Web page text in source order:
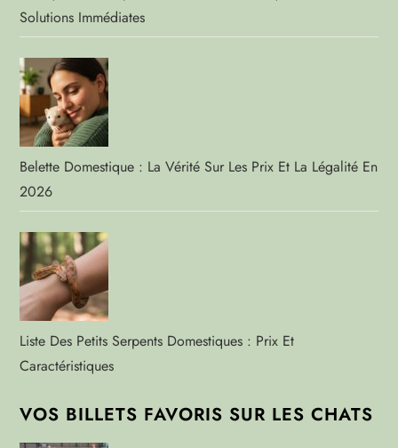
Solutions Immédiates
Belette Domestique : La Vérité Sur Les Prix Et La Légalité En
2026
Liste Des Petits Serpents Domestiques : Prix Et
Caractéristiques
VOS BILLETS FAVORIS SUR LES CHATS